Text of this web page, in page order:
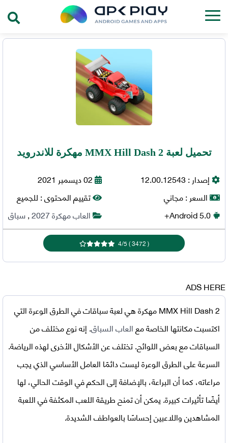
تحميل لعبة MMX Hill Dash 2 مهكرة للاندرويد
إصدار :12.00.12543
السعر :مجاني
Android5.0+
02 ديسمبر 2021
تقييم المحتوى :للجميع
العاب مهكرة 2027
,سباق
(
3472
)
4/5
ADS HERE
MMX Hill Dash 2 مهكرة
هي لعبة سباقات في الطرق الوعرة التي
اكتسبت مكانتها الخاصة معالعاب السباق. إنه نوع مختلف من
السباقات مع بعض اللوائح. تختلف عن الأشكال الأخرى لهذه الرياضة.
السرعة على الطرق الوعرة ليست دائمًا العامل الأساسي الذي يجب
مراعاته، كما أن البراعة، بالإضافة إلى الحكم في الوقت الحالي، لها
أيضًا تأثيرات كبيرة. يمكن أن تمنح طريقة اللعب المكثفة في اللعبة
المشاهدين واللاعبين إحساسًا بالعواطف الشديدة.